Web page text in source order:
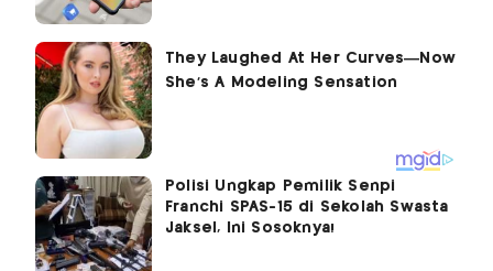
Polisi Ungkap Pemilik Senpi
Franchi SPAS-15 di Sekolah Swasta
Jaksel, Ini Sosoknya!